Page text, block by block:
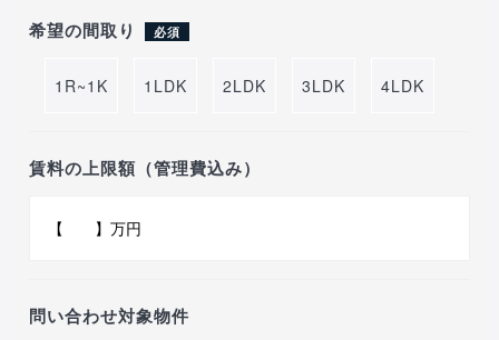
希望の間取り 必須
1R~1K 1LDK 2LDK 3LDK 4LDK
賃料の上限額（管理費込み）
問い合わせ対象物件